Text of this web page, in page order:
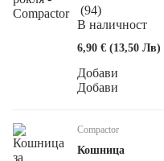
(94)
В наличност
6,90 € (13,50 Лв)
Добави
Добави
Compactor
Кошница